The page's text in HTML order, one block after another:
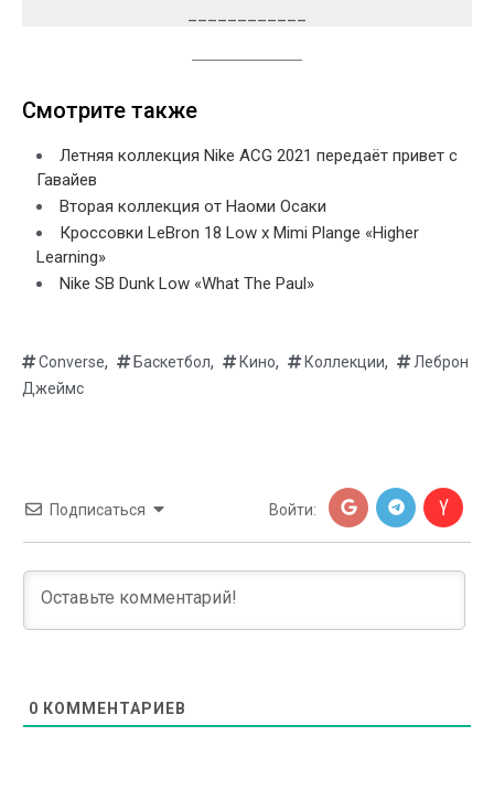
Смотрите также
Летняя коллекция Nike ACG 2021 передаёт привет с
Гавайев
Вторая коллекция от Наоми Осаки
Кроссовки LeBron 18 Low x Mimi Plange «Higher
Learning»
Nike SB Dunk Low «What The Paul»
Converse, Баскетбол, Кино, Коллекции,
Леброн
Джеймс
Подписаться Войти:
0 КОММЕНТАРИЕВ